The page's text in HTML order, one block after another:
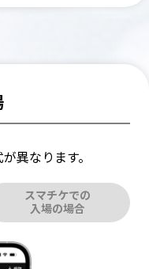
異なります。
スマチケでの
入場の場合